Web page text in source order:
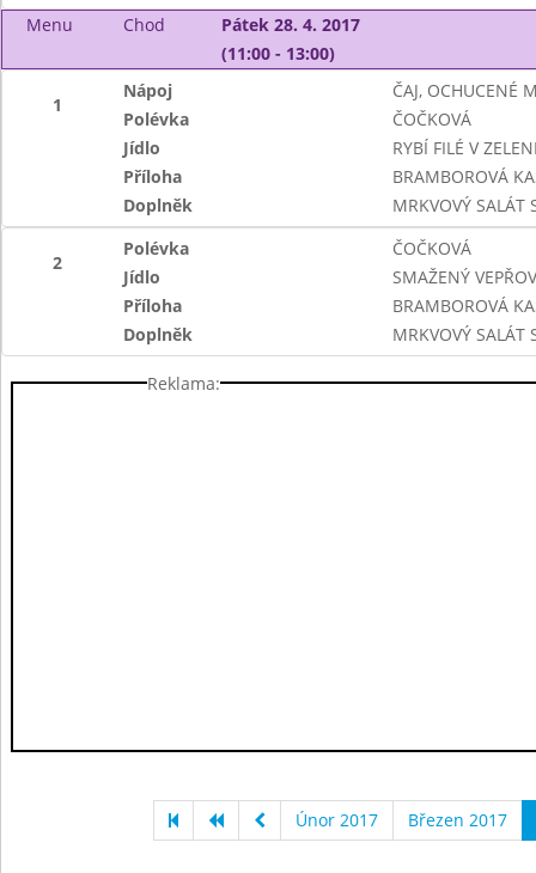
Menu
Chod
Pátek 28. 4. 2017
(11:00 - 13:00)
1
Nápoj
ČAJ, OCHUCENÉ
Polévka
ČOČKOVÁ
Jídlo
RYBÍ FILÉ V
Příloha
BRAMBOROVÁ
Doplněk
MRKVOVÝ SALÁT
2
Polévka
ČOČKOVÁ
Jídlo
SMAŽENÝ
Příloha
BRAMBOROVÁ
Doplněk
MRKVOVÝ SALÁT
Reklama:
Únor 2017 Březen 2017